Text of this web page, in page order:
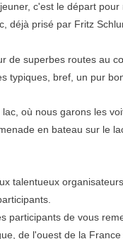
c'est le départ
déjà prisé par Fritz
de superbes routes au
typiques, bref, un pur
où nous garons les
en bateau sur le
talentueux
participants de vous
de l'ouest de la